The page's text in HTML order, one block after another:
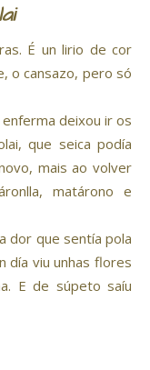
É un lirio de cor
o cansazo, pero só
deixou ir os
que seica podía
mais ao volver
matárono e
dor que sentía pola
día viu unhas flores
E de súpeto saíu